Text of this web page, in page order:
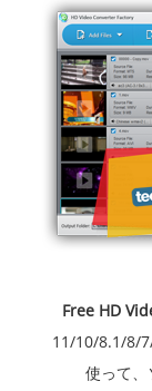
Free HD
11/10/8.1/8/
使って、